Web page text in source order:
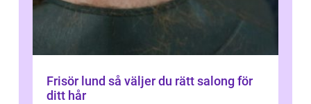
Frisör lund så väljer du rätt salong för
ditt hår